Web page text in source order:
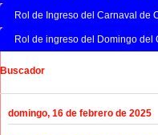
Rol de Ingreso del Carnaval de
Rol de ingreso del Domingo del
Buscador
domingo, 16 de febrero de 2025